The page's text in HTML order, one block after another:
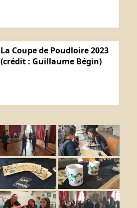
La Coupe de Poudloire 2023
(crédit : Guillaume Bégin)